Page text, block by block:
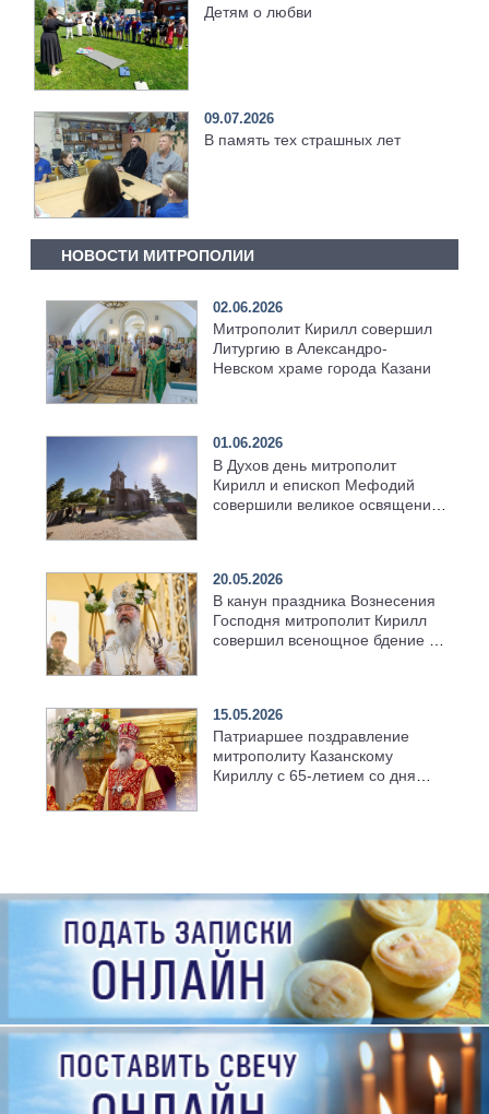
Детям о любви
09.07.2026
В память тех страшных лет
НОВОСТИ МИТРОПОЛИИ
02.06.2026
Митрополит Кирилл совершил
Литургию в Александро-
Невском храме города Казани
01.06.2026
В Духов день митрополит
Кирилл и епископ Мефодий
совершили великое освящение
20.05.2026
В канун праздника Вознесения
Господня митрополит Кирилл
совершил всенощное бдение в
15.05.2026
Патриаршее поздравление
митрополиту Казанскому
Кириллу с 65-летием со дня